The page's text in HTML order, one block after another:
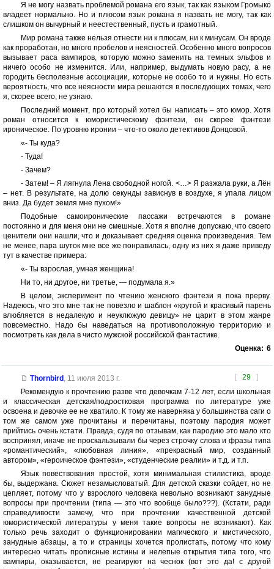
Я не могу назвать проблемой романа его язык, так как языком Громыко
владеет нормально. Но и плюсом язык романа я назвать не могу, так как
слишком он вычурный и неестественный, пусть и грамотный.
Мир романа также нельзя отнести ни к плюсам, ни к минусам. Он вроде
как проработан, но много пробелов и неясностей. Особенно много вопросов
вызывает раса вампиров, которую можно заменить на темных эльфов и
ничего особо не изменится. Или, например, выдумать новую расу, а не
городить бесполезные ассоциации, которые не особо то и нужны. Но есть
вероятность, что все неясности мира решаются в последующих томах, чего
я, скорее всего, не узнаю.
Последний момент, про который хотел бы написать – это юмор. Хотя
роман относится к юмористическому фэнтези, он скорее фэнтези
ироническое. По уровню иронии – что-то около детективов Донцовой.
«- Ты куда?
- Туда!
- Зачем?
- Затем! – Я лягнула Лена свободной ногой. <…> Я разжала руки, а Лён
– нет. В результате, на долю секунды зависнув в воздухе, я упала лицом
вниз. Да будет земля мне пухом!»
Подобные самоиронические пассажи встречаются в романе
постоянно и для меня они не смешные. Хотя я вполне допускаю, что своего
ценители они нашли, что и доказывает средняя оценка произведения. Тем
не менее, пара шуток мне все же понравилась, одну из них я даже приведу
тут в качестве примера:
«- Ты взрослая, умная женщина!
Ни то, ни другое, ни третье, — подумала я.»
В целом, эксперимент по чтению женского фэнтези я пока прерву.
Надеюсь, что это мне так не повезло и шаблон «крутой и красивый парень
влюбляется в недалекую и неуклюжую девицу» не царит в этом жанре
повсеместно. Надо бы наведаться на противоположную территорию и
посмотреть как дела в чисто мужской российской фантастике.
Оценка: 6
[ 29 ]
Thornbird , 11 июля 2013 г.
Рекомендую к прочтению разве что девочкам 7-12 лет, если школьная
и классическая детская/подростковая программа по литературе уже
освоена и девочке ее не хватило. К тому же наверняка у большинства саги о
том же самом уже прочитаны и перечитаны, поэтому пародия может
прийтись очень кстати. Правда, судя по отзывам, как пародию это мало кто
воспринял, иначе не проскальзывали бы через строчку слова и фразы типа
«романтический», «любовная линия», «прекрасный мир, созданный
автором», «героическое фэнтези», «студенческие реалии» и т.д. и т.п.
Язык повествования простой, хотя минимальная стилистика, вроде
бы, выдержана. Сюжет незамысловатый. Для детской сказки сойдет, но не
цепляет, потому что у взрослого человека невольно возникают занудные
вопросы при прочтении (типа — это что вообще было???). (Кстати, ради
справедливости замечу, что при прочтении качественной детской
юмористической литературы у меня такие вопросы не возникают). Как
только речь заходит о функционировании магического и мистического,
занудные абзацы, а то и страницы хочется пролистать, потому что кому
интересно читать прописные истины и нелепые открытия типа того, что
вампиры, оказывается, не реагируют на чеснок (вот это да! с другой